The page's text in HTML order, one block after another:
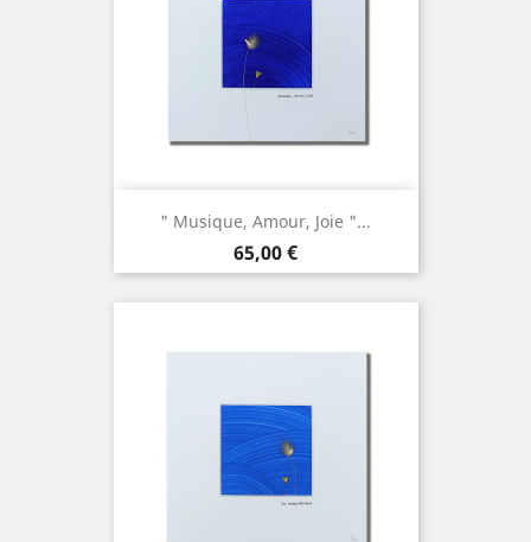
" Musique, Amour, Joie "...
Prix
65,00 €